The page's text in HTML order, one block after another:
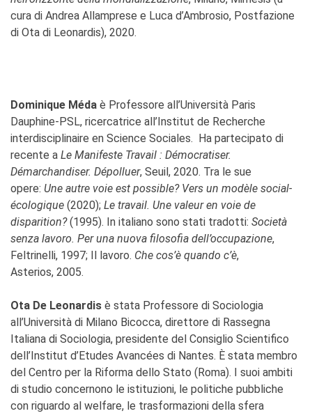
cura di Andrea Allamprese e Luca d’Ambrosio, Postfazione
di Ota di Leonardis), 2020.
Dominique Méda è Professore all’Università Paris
Dauphine-PSL, ricercatrice all’Institut de Recherche
interdisciplinaire en Science Sociales. Ha partecipato di
recente a Le Manifeste Travail : Démocratiser.
Démarchandiser. Dépolluer, Seuil, 2020. Tra le sue
opere: Une autre voie est possible? Vers un modèle social-
écologique (2020); Le travail. Une valeur en voie de
disparition?(1995). In italiano sono stati tradotti: Società
senza lavoro. Per una nuova filosofia dell’occupazione,
Feltrinelli, 1997; Il lavoro. Che cos’è quando c’è,
Asterios, 2005.
Ota De Leonardis è stata Professore di Sociologia
all’Università di Milano Bicocca, direttore di Rassegna
Italiana di Sociologia, presidente del Consiglio Scientifico
dell’Institut d’Etudes Avancées di Nantes. È stata membro
del Centro per la Riforma dello Stato (Roma). I suoi ambiti
di studio concernono le istituzioni, le politiche pubbliche
con riguardo al welfare, le trasformazioni della sfera